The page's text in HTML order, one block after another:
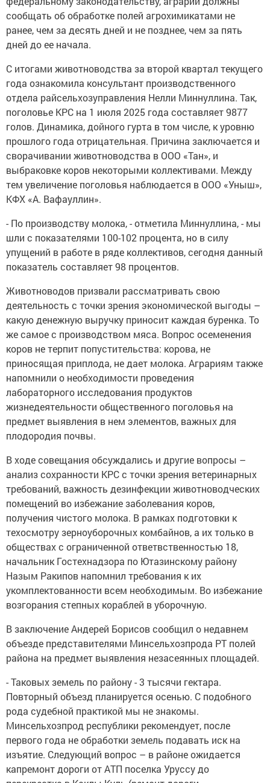
сообщать об обработке полей агрохимикатами не
ранее, чем за десять дней и не позднее, чем за пять
дней до ее начала.
С итогами животноводства за второй квартал текущего
года ознакомила консультант производственного
отдела райсельхозуправления Нелли Миннуллина. Так,
поголовье КРС на 1 июля 2025 года составляет 9877
голов. Динамика, дойного гурта в том числе, к уровню
прошлого года отрицательная. Причина заключается и
сворачивании животноводства в ООО «Тан», и
выбраковке коров некоторыми коллективами. Между
тем увеличение поголовья наблюдается в ООО «Уныш»,
КФХ «А. Вафауллин».
- По производству молока, - отметила Миннуллина, - мы
шли с показателями 100-102 процента, но в силу
упущений в работе в ряде коллективов, сегодня данный
показатель составляет 98 процентов.
Животноводов призвали рассматривать свою
деятельность с точки зрения экономической выгоды –
какую денежную выручку приносит каждая буренка. То
же самое с производством мяса. Вопрос осеменения
коров не терпит попустительства: корова, не
приносящая приплода, не дает молока. Аграриям также
напомнили о необходимости проведения
лабораторного исследования продуктов
жизнедеятельности общественного поголовья на
предмет выявления в нем элементов, важных для
плодородия почвы.
В ходе совещания обсуждались и другие вопросы –
анализ сохранности КРС с точки зрения ветеринарных
требований, важность дезинфекции животноводческих
помещений во избежание заболевания коров,
получения чистого молока. В рамках подготовки к
техосмотру зерноуборочных комбайнов, а их только в
обществах с ограниченной ответвственностью 18,
начальник Гостехнадзора по Ютазинскому району
Назым Ракипов напомнил требования к их
укомплектованности всем необходимым. Во избежание
возгорания степных кораблей в уборочную.
В заключение Андерей Борисов сообщил о недавнем
объезде представителями Минсельхозпрода РТ полей
района на предмет выявления незасеянных площадей.
- Таковых земель по району - 3 тысячи гектара.
Повторный объезд планируется осенью. С подобного
рода судебной практикой мы не знакомы.
Минсельхозпрод республики рекомендует, после
первого года не обработки земель подавать иск на
изъятие. Следующий вопрос – в районе ожидается
капремонт дороги от АТП поселка Уруссу до